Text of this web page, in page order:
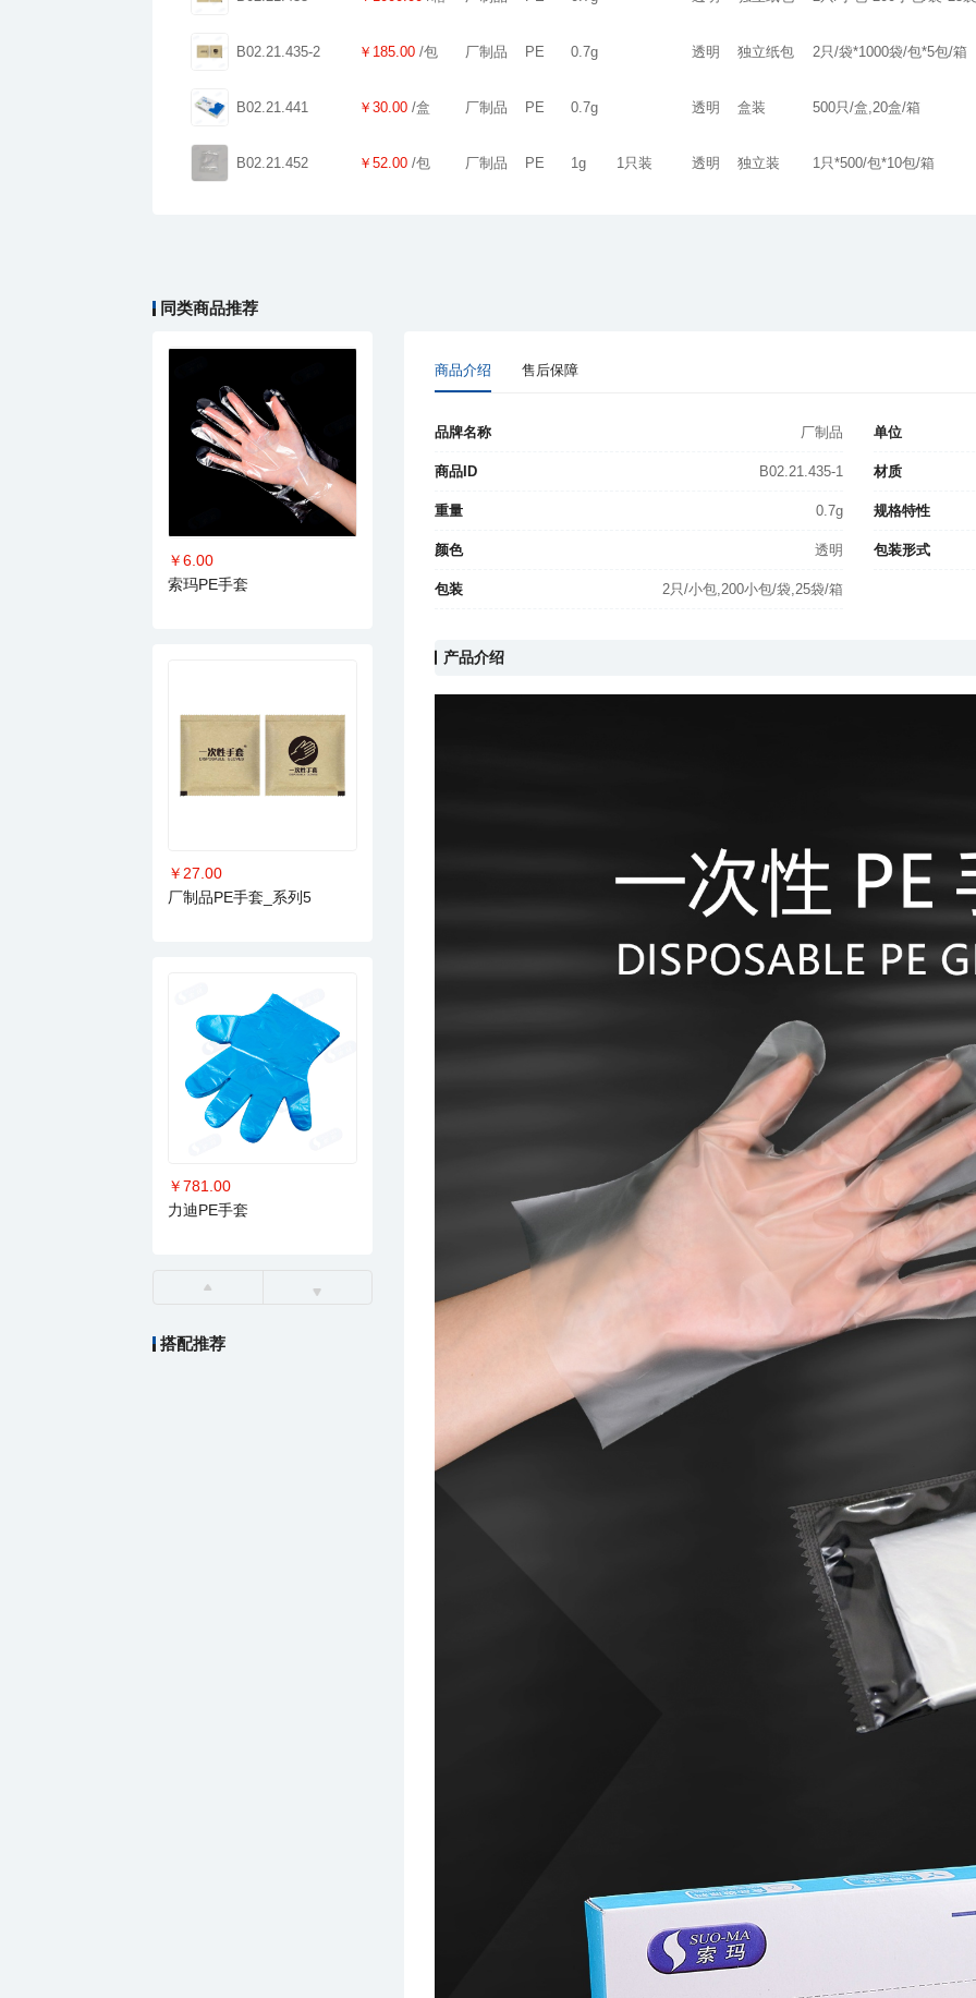
B02.21.435-2 ￥185.00 /包 厂制品 PE 0.7g 透明 独立纸包 2只/袋*1000袋/包*5包/箱
B02.21.441 ￥30.00 /盒 厂制品 PE 0.7g 透明 盒装 500只/盒,20盒/箱
B02.21.452 ￥52.00 /包 厂制品 PE 1g 1只装 透明 独立装 1只*500/包*10包/箱
同类商品推荐
￥6.00
索玛PE手套
￥27.00
厂制品PE手套_系列5
￥781.00
力迪PE手套
搭配推荐
商品介绍 售后保障
品牌名称 厂制品 单位
商品ID B02.21.435-1 材质
重量 0.7g 规格特性
颜色 透明 包装形式
包装 2只/小包,200小包/袋,25袋/箱
产品介绍